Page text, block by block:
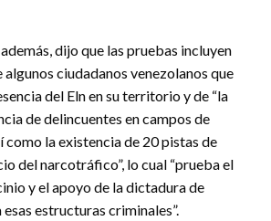
dijo que las pruebas incluyen
ciudadanos venezolanos que
del Eln en su territorio y de “la
de delincuentes en campos de
como la existencia de 20 pistas de
del narcotráfico”, lo cual “prueba el
y el apoyo de la dictadura de
estructuras criminales”.